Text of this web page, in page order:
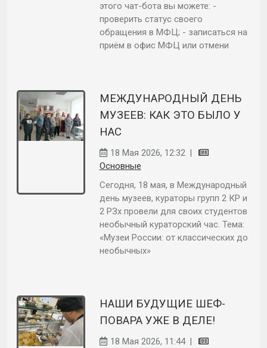
этого чат-бота вы можете: -
проверить статус своего
обращения в МФЦ; - записаться на
приём в офис МФЦ или отмени
МЕЖДУНАРОДНЫЙ ДЕНЬ
МУЗЕЕВ: КАК ЭТО БЫЛО У
НАС
18 Мая 2026, 12:32 |
Основные
Сегодня, 18 мая, в Международный
день музеев, кураторы групп 2 КР и
2 РЗх провели для своих студентов
необычный кураторский час. Тема:
«Музеи России: от классических до
необычных»
НАШИ БУДУЩИЕ ШЕФ-
ПОВАРА УЖЕ В ДЕЛЕ!
18 Мая 2026, 11:44 |